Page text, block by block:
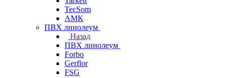
TecSom
АМК
ПВХ линолеум
Назад
ПВХ линолеум
Forbo
Gerflor
FSG